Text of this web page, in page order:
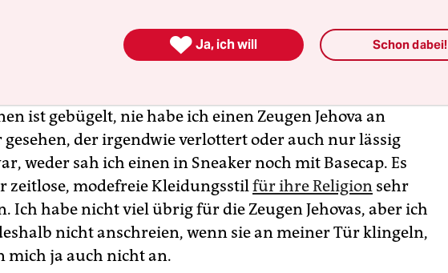
natürlich im Abo.
ist gebügelt, nie habe ich einen Zeugen Jehova an
der irgendwie verlottert oder auch nur lässig
weder sah ich einen in Sneaker noch mit Basecap. Es
zeitlose, modefreie Kleidungsstilfür ihre Religion sehr
Ich habe nicht viel übrig für die Zeugen Jehovas, aber ich
nicht anschreien, wenn sie an meiner Tür klingeln,
mich ja auch nicht an.
 Ja, ich will Schon dabei!